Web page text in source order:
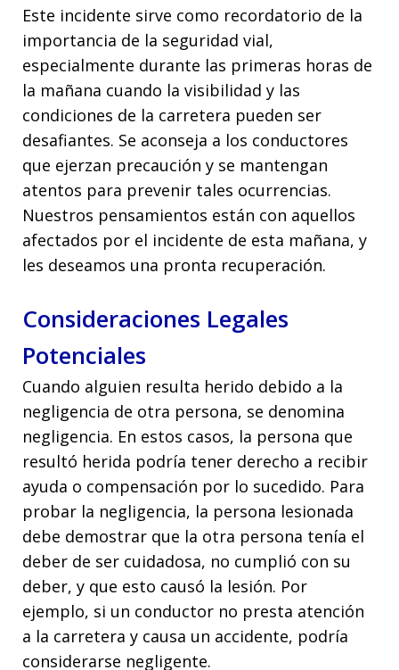
Este incidente sirve como recordatorio de la
importancia de la seguridad vial,
especialmente durante las primeras horas de
la mañana cuando la visibilidad y las
condiciones de la carretera pueden ser
desafiantes. Se aconseja a los conductores
que ejerzan precaución y se mantengan
atentos para prevenir tales ocurrencias.
Nuestros pensamientos están con aquellos
afectados por el incidente de esta mañana, y
les deseamos una pronta recuperación.
Consideraciones Legales
Potenciales
Cuando alguien resulta herido debido a la
negligencia de otra persona, se denomina
negligencia. En estos casos, la persona que
resultó herida podría tener derecho a recibir
ayuda o compensación por lo sucedido. Para
probar la negligencia, la persona lesionada
debe demostrar que la otra persona tenía el
deber de ser cuidadosa, no cumplió con su
deber, y que esto causó la lesión. Por
ejemplo, si un conductor no presta atención
a la carretera y causa un accidente, podría
considerarse negligente.